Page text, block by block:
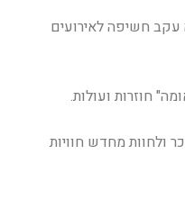
חשיפה לאירועים
חוזרות ועולות.
ולחוות מחדש חוויות